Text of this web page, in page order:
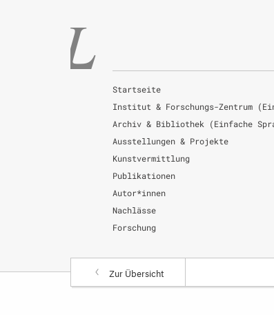
Startseite
Institut & Forschungs-Zentrum
Archiv & Bibliothek (Einfache
Ausstellungen & Projekte
Kunstvermittlung
Publikationen
Autor*innen
Nachlässe
Forschung
Zur Übersicht